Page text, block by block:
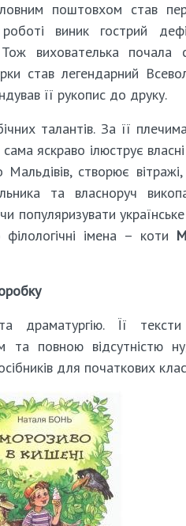
поштовхом став
виник гострий
Тож вихователька почала
став легендарний
її рукопис до друку.
талантів. За її
яскраво ілюструє
створює
та власноруч
імена – коти
Її тексти
та повною відсутністю
для початкових